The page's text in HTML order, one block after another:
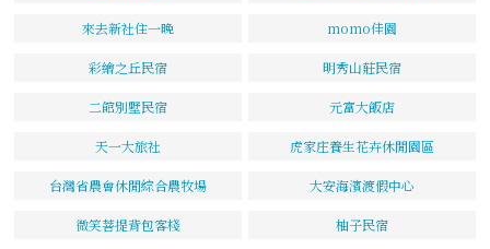
來去新社住一晚 momo佳園
彩繪之丘民宿 明秀山莊民宿
二館別墅民宿 元富大飯店
天一大旅社 虎家庄養生花卉休閒園區
台灣省農會休閒綜合農牧場 大安海濱渡假中心
微笑菩提背包客棧 柚子民宿